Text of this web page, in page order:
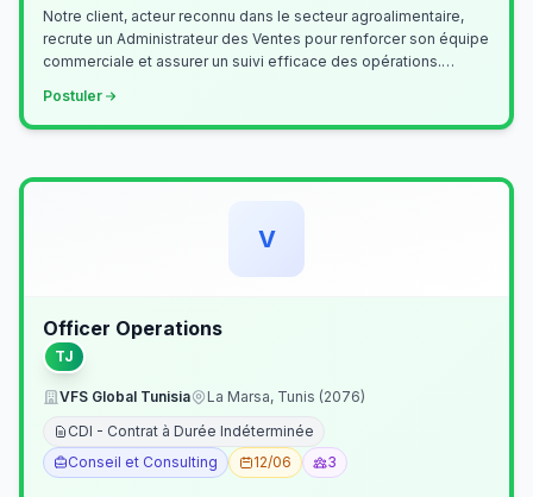
Notre client, acteur reconnu dans le secteur agroalimentaire,
recrute un Administrateur des Ventes pour renforcer son équipe
commerciale et assurer un suivi efficace des opérations.
Postuler
V
Officer Operations
TJ
VFS Global Tunisia
La Marsa, Tunis (2076)
CDI - Contrat à Durée Indéterminée
Conseil et Consulting
12/06 3